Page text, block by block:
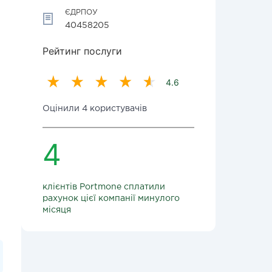
ЄДРПОУ
40458205
Рейтинг послуги
4.6
Оцінили 4 користувачів
4
клієнтів Portmone сплатили
рахунок цієї компанії минулого
місяця